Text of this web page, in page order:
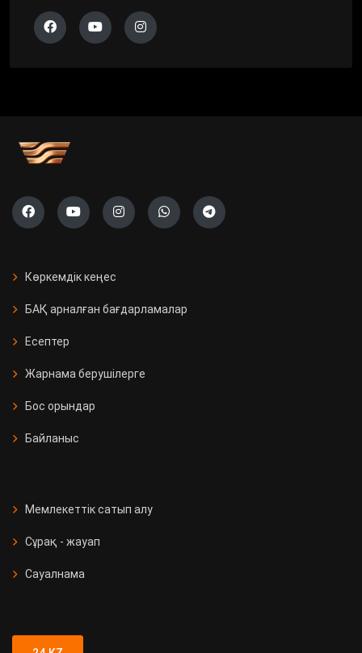
Көркемдік кеңес
БАҚ арналған бағдарламалар
Есептер
Жарнама берушілерге
Бос орындар
Байланыс
Мемлекеттік сатып алу
Сұрақ - жауап
Сауалнама